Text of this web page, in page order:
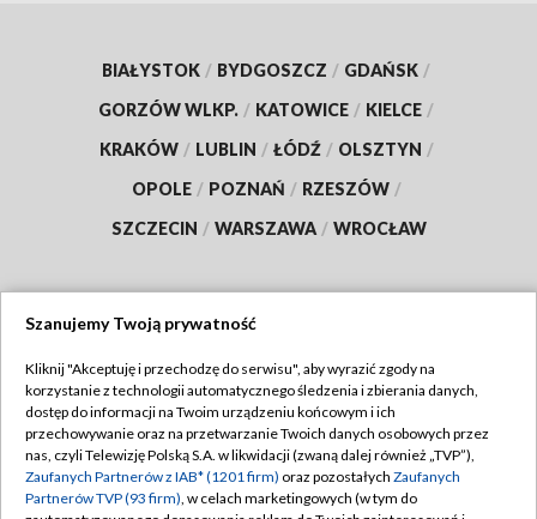
BIAŁYSTOK / BYDGOSZCZ / GDAŃSK /
GORZÓW WLKP. / KATOWICE / KIELCE /
KRAKÓW / LUBLIN / ŁÓDŹ / OLSZTYN /
OPOLE / POZNAŃ / RZESZÓW /
SZCZECIN / WARSZAWA / WROCŁAW
TVP
Abonament TVP
Emisja w TVP
Centrum informacji TVP
Regulamin TVP
Polityka prywatności
Szanujemy Twoją prywatność
Kliknij "Akceptuję i przechodzę do serwisu", aby wyrazić zgody na
korzystanie z technologii automatycznego śledzenia i zbierania danych,
dostęp do informacji na Twoim urządzeniu końcowym i ich
przechowywanie oraz na przetwarzanie Twoich danych osobowych przez
nas, czyli Telewizję Polską S.A. w likwidacji (zwaną dalej również „TVP”),
Zaufanych Partnerów z IAB* (1201 firm) oraz pozostałych Zaufanych
Partnerów TVP (93 firm), w celach marketingowych (w tym do